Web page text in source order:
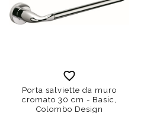
Porta salviette da muro
cromato 30 cm - Basic,
Colombo Design